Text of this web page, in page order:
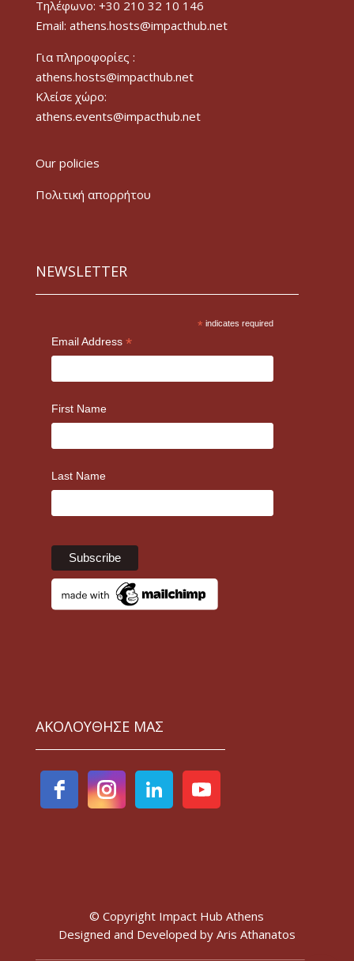
Τηλέφωνο: +30 210 32 10 146
Email: athens.hosts@impacthub.net
Για πληροφορίες :
athens.hosts@impacthub.net
Κλείσε χώρο:
athens.events@impacthub.net
Our policies
Πολιτική απορρήτου
NEWSLETTER
* indicates required
Email Address *
First Name
Last Name
ΑΚΟΛΟΥΘΗΣΕ ΜΑΣ
© Copyright Impact Hub Athens
Designed and Developed by Aris Athanatos